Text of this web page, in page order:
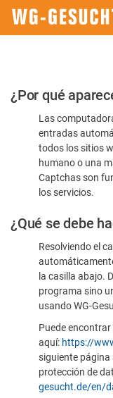
Por
favor,
confirme
humano
¿Por qué
Las
entradas
todos los sitios
humano o una
Captchas son
los servicios.
¿Qué se debe
Resolviendo el
la casilla abajo.
programa sino
usando WG-
Puede
aquí: https://
siguiente página
protección de
gesucht.de/en/